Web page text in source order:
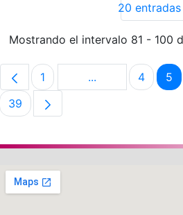
20 entradas
Mostrando el intervalo 81 - 100
Página
1 ...Páginas Página
4 5
Página
39